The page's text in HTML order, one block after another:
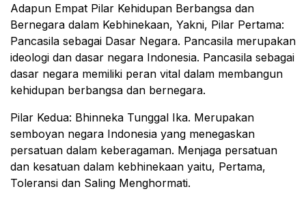
Adapun Empat Pilar Kehidupan Berbangsa dan
Bernegara dalam Kebhinekaan, Yakni, Pilar Pertama:
Pancasila sebagai Dasar Negara. Pancasila merupakan
ideologi dan dasar negara Indonesia. Pancasila sebagai
dasar negara memiliki peran vital dalam membangun
kehidupan berbangsa dan bernegara.
Pilar Kedua: Bhinneka Tunggal Ika. Merupakan
semboyan negara Indonesia yang menegaskan
persatuan dalam keberagaman. Menjaga persatuan
dan kesatuan dalam kebhinekaan yaitu, Pertama,
Toleransi dan Saling Menghormati.